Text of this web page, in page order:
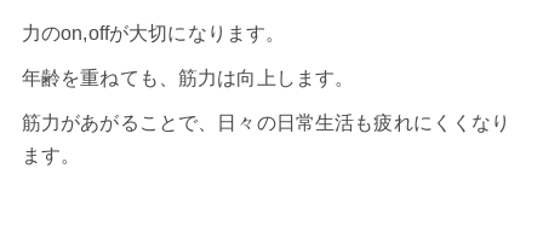
力のon,offが大切になります。
年齢を重ねても、筋力は向上します。
筋力があがることで、日々の日常生活も疲れにくくなり
ます。